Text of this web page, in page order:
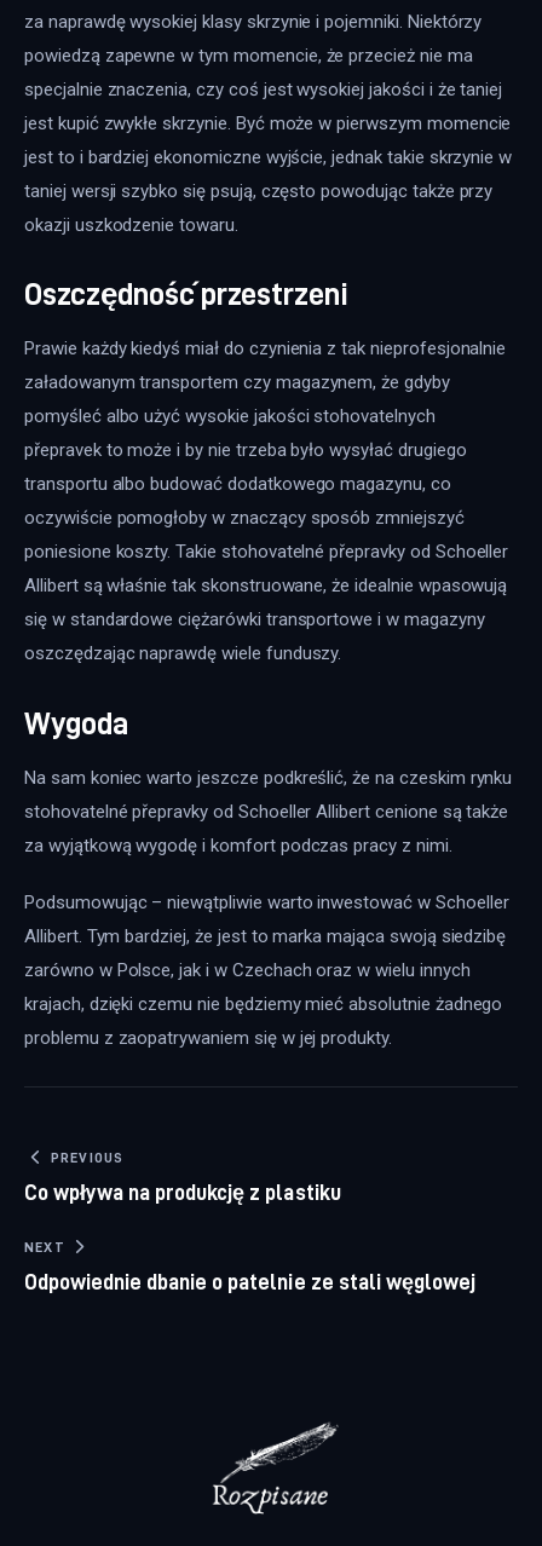
za naprawdę wysokiej klasy skrzynie i pojemniki. Niektórzy
powiedzą zapewne w tym momencie, że przecież nie ma
specjalnie znaczenia, czy coś jest wysokiej jakości i że taniej
jest kupić zwykłe skrzynie. Być może w pierwszym momencie
jest to i bardziej ekonomiczne wyjście, jednak takie skrzynie w
taniej wersji szybko się psują, często powodując także przy
okazji uszkodzenie towaru.
Oszczędność przestrzeni
Prawie każdy kiedyś miał do czynienia z tak nieprofesjonalnie
załadowanym transportem czy magazynem, że gdyby
pomyśleć albo użyć wysokie jakości stohovatelnych
přepravek to może i by nie trzeba było wysyłać drugiego
transportu albo budować dodatkowego magazynu, co
oczywiście pomogłoby w znaczący sposób zmniejszyć
poniesione koszty. Takie stohovatelné přepravky od Schoeller
Allibert są właśnie tak skonstruowane, że idealnie wpasowują
się w standardowe ciężarówki transportowe i w magazyny
oszczędzając naprawdę wiele funduszy.
Wygoda
Na sam koniec warto jeszcze podkreślić, że na czeskim rynku
stohovatelné přepravky od Schoeller Allibert cenione są także
za wyjątkową wygodę i komfort podczas pracy z nimi.
Podsumowując – niewątpliwie warto inwestować w Schoeller
Allibert. Tym bardziej, że jest to marka mająca swoją siedzibę
zarówno w Polsce, jak i w Czechach oraz w wielu innych
krajach, dzięki czemu nie będziemy mieć absolutnie żadnego
problemu z zaopatrywaniem się w jej produkty.
Nawigacja wpisu
PREVIOUS
Co wpływa na produkcję z plastiku
NEXT
Odpowiednie dbanie o patelnie ze stali węglowej